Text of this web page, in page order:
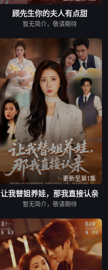
顾先生你的夫人有点甜
暂无简介，敬请期待
更新至第1集
让我替姐养娃，那我直接认亲
暂无简介，敬请期待